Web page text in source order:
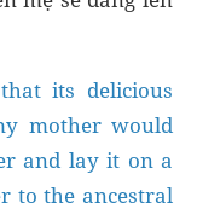
its delicious
mother would
and lay it on a
to the ancestral